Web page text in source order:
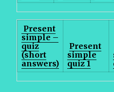
Present
simple –
quiz
(short
answers)
Present
simple
quiz 1